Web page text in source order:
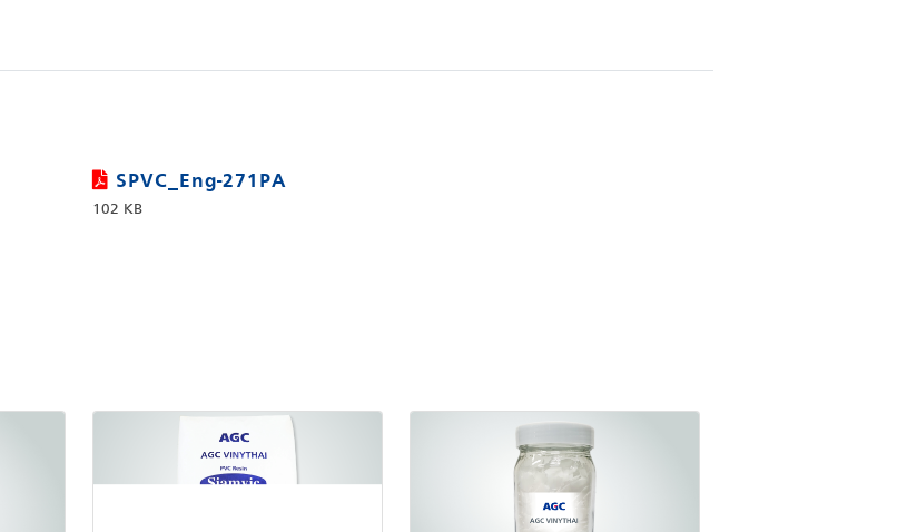
SPVC_Eng-271PA
102 KB